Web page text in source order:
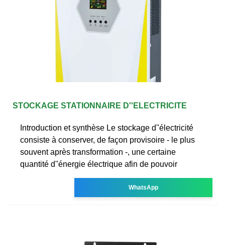
STOCKAGE STATIONNAIRE D''ELECTRICITE
Introduction et synthèse Le stockage d''électricité
consiste à conserver, de façon provisoire - le plus
souvent après transformation -, une certaine
quantité d''énergie électrique afin de pouvoir
WhatsApp